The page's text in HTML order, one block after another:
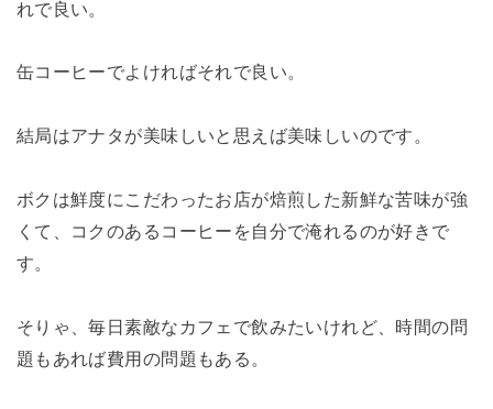
れで良い。
缶コーヒーでよければそれで良い。
結局はアナタが美味しいと思えば美味しいのです。
ボクは鮮度にこだわったお店が焙煎した新鮮な苦味が強
くて、コクのあるコーヒーを自分で淹れるのが好きで
す。
そりゃ、毎日素敵なカフェで飲みたいけれど、時間の問
題もあれば費用の問題もある。